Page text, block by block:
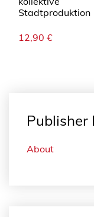
Stadtproduktion
12,90 €
Publisher
About